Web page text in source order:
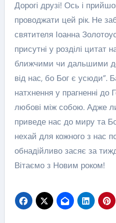
Дорогі друзі! Ось і
проводжати цей рік. Не
святителя Іоанна
присутні у розділі цитат
ближчими чи дальшими
від нас, бо Бог є усюди”.
натхнення у прагненні до
любові між собою. Адже
приведе нас до миру та
нехай для кожного з нас
обнадійливо засяє за
Вітаємо з Новим роком!